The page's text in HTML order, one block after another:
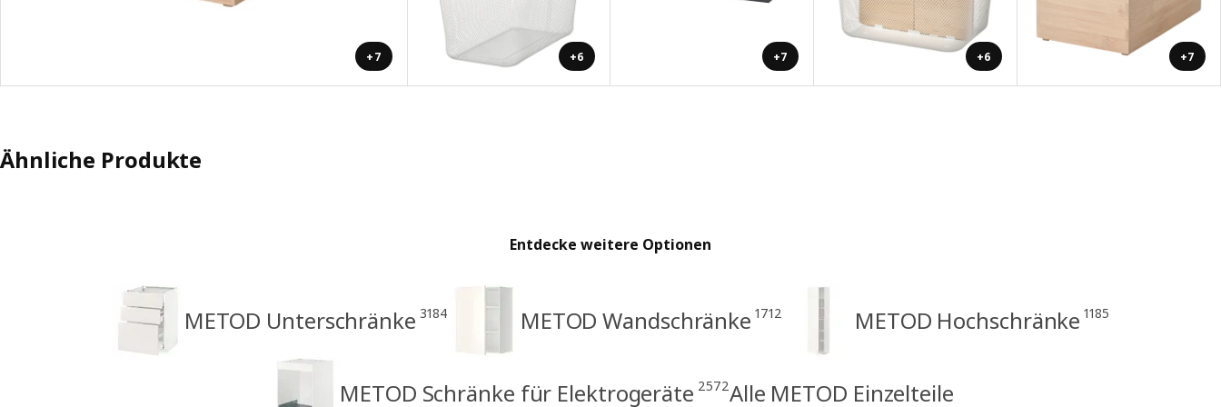
+7 +6 +7 +6 +7
Ähnliche Produkte
Entdecke weitere Optionen
METOD Unterschränke 3184 METOD Wandschränke 1712 METOD Hochschränke 1185
METOD Schränke für Elektrogeräte 2572Alle METOD Einzelteile